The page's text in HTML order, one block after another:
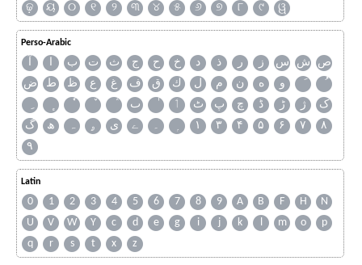
ଢ଼
ୟ ୦ ୧ ୨ ୩ ୪ ୫ ୬ ୭ ୮ ୯ ୱ
Perso-Arabic
آ ا ب ت ث ج ح خ د ذ ر ز س ش ص
ض
ط ظ ع غ ف ق ك ل م ن ه
و
ٮ
ٲ ٹ پ چ ڈ ڑ ژ
ک
گ
ھ ہ ۄ ی ے ۔ ۱ ۳ ۴ ۵ ۶ ۷
۸
۹
Latin
0 1 2 3 4 5 6 7 8 9 A B F H
N
U
V W Y c d e g i j k l m o
p
q
r s t x z